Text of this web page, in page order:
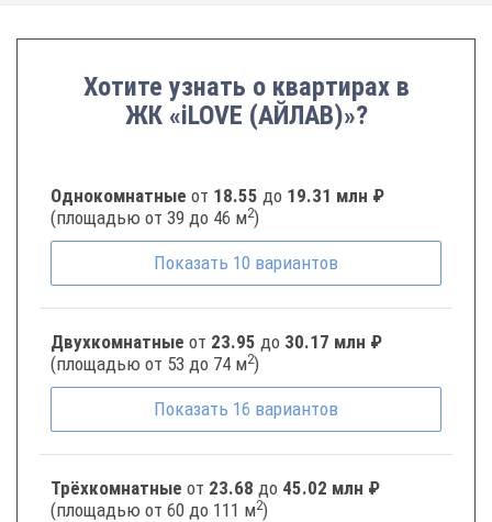
Хотите узнать о квартирах в
ЖК «iLOVE (АЙЛАВ)»?
Однокомнатные от 18.55 до 19.31 млн ₽
(площадью от 39 до 46 м2)
Показать 10 вариантов
Двухкомнатные от 23.95 до 30.17 млн ₽
(площадью от 53 до 74 м2)
Показать 16 вариантов
Трёхкомнатные от 23.68 до 45.02 млн ₽
(площадью от 60 до 111 м2)